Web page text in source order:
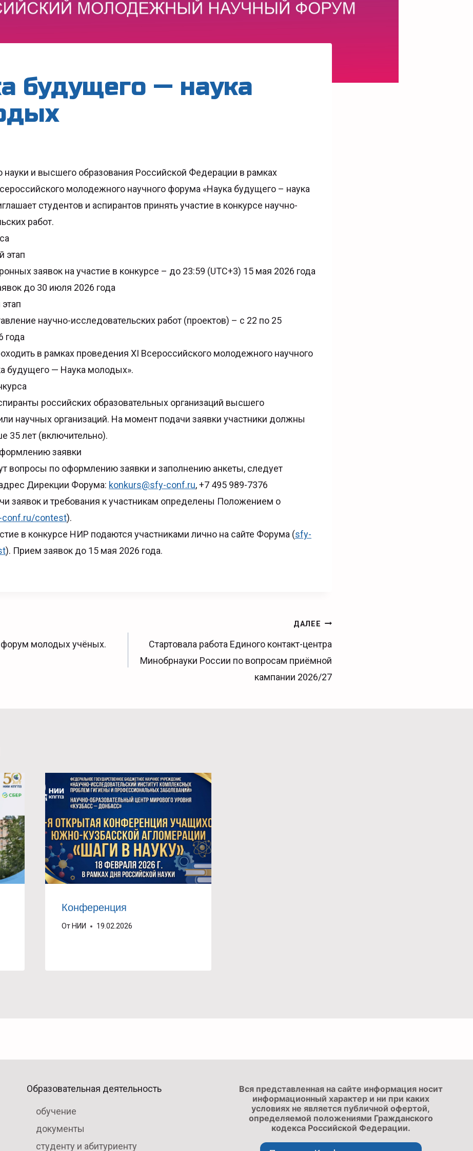
будущего — наука
науки и высшего образования Российской Федерации в рамках
молодежного научного форума «Наука будущего – наука
студентов и аспирантов принять участие в конкурсе научно-
работ.
этап
заявок на участие в конкурсе – до 23:59 (UTC+3) 15 мая 2026 года
до 30 июля 2026 года
научно-исследовательских работ (проектов) – с 22 по 25
года
в рамках проведения XI Всероссийского молодежного научного
будущего — Наука молодых».
российских образовательных организаций высшего
научных организаций. На момент подачи заявки участники должны
35 лет (включительно).
заявки
вопросы по оформлению заявки и заполнению анкеты, следует
Дирекции Форума: konkurs@sfy-conf.ru, +7 495 989-7376
заявок и требования к участникам определены Положением о
contest).
в конкурсе НИР подаются участниками лично на сайте Форума (sfy-
). Прием заявок до 15 мая 2026 года.
форум молодых учёных.
ДАЛЕЕ
Стартовала работа Единого контакт-центра
Минобрнауки России по вопросам приёмной
кампании 2026/27
Конференция
ОтНИИ 19.02.2026
Образовательная деятельность
обучение
документы
студенту и абитуриенту
Вся представленная на сайте информация носит
информационный характер и ни при каких
условиях не является публичной офертой,
определяемой положениями Гражданского
кодекса Российской Федерации.